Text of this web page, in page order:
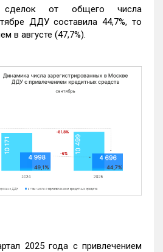
сделок от общего числа
ДДУ составила 44,7%, то
в августе (47,7%).
2025 года с привлечением